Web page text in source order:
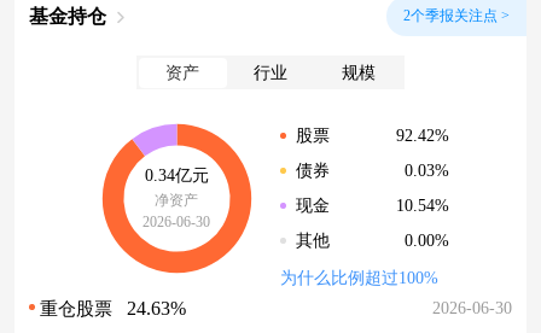
基金持仓 2个季报关注点 >
资产 行业 规模
0.34亿元
净资产
2026-06-30
股票
92.42%
债券
0.03%
现金
10.54%
其他
0.00%
为什么比例超过100%
重仓股票 24.63% 2026-06-30